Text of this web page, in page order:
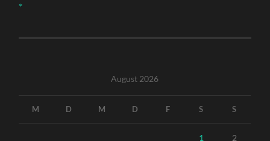
*
August 2026
M D M D F S S
1 2